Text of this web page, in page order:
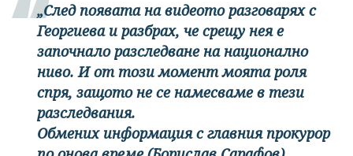
„След появата на видеото разговарях с
Георгиева и разбрах, че срещу нея е
започнало разследване на национално
ниво. И от този момент моята роля
спря, защото не се намесваме в тези
разследвания.
Обмених информация с главния прокурор